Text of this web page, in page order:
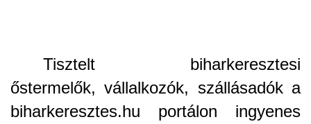
Tisztelt biharkeresztesi
őstermelők, vállalkozók, szállásadók a
biharkeresztes.hu portálon ingyenes